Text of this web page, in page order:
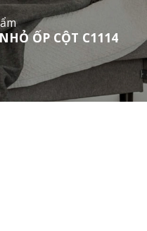
ỐP CỘT C1114